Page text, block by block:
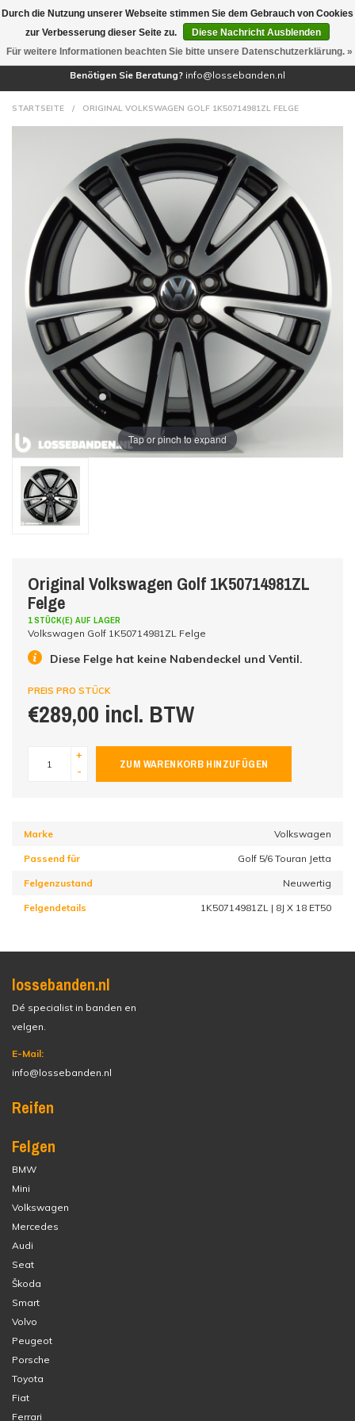
(0)
Benötigen Sie Beratung? info@lossebanden.nl
STARTSEITE / ORIGINAL VOLKSWAGEN GOLF 1K50714981ZL FELGE
Tap or pinch to expand
Original Volkswagen Golf 1K50714981ZL
Felge
1 STÜCK(E) AUF LAGER
Volkswagen Golf 1K50714981ZL Felge
Diese Felge hat keine Nabendeckel und Ventil.
PREIS PRO STÜCK
€289,00 incl. BTW
+
-
ZUM WARENKORB HINZUFÜGEN
Marke Volkswagen
Passend für Golf 5/6 Touran Jetta
Felgenzustand Neuwertig
Felgendetails 1K50714981ZL | 8J X 18 ET50
lossebanden.nl
Dé specialist in banden en
velgen.
E-Mail:
info@lossebanden.nl
Reifen
Felgen
BMW
Mini
Volkswagen
Mercedes
Audi
Seat
Škoda
Smart
Volvo
Peugeot
Porsche
Toyota
Fiat
Ferrari
Durch die Nutzung unserer Webseite stimmen Sie dem Gebrauch von Cookies
zur Verbesserung dieser Seite zu.
Diese Nachricht Ausblenden
Für weitere Informationen beachten Sie bitte unsere Datenschutzerklärung. »